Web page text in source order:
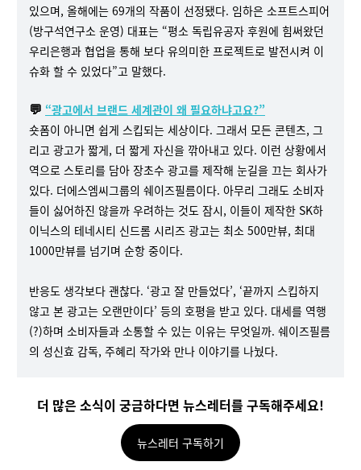
있으며, 올해에는 69개의 작품이 선정됐다. 임하은 소프트스피어
(방구석연구소 운영) 대표는 “평소 독립유공자 후원에 힘써왔던
우리은행과 협업을 통해 보다 유의미한 프로젝트로 발전시켜 이
슈화 할 수 있었다”고 말했다.
💬 “광고에서 브랜드 세계관이 왜 필요하냐고요?”
숏폼이 아니면 쉽게 스킵되는 세상이다. 그래서 모든 콘텐츠, 그
리고 광고가 짧게, 더 짧게 자신을 깎아내고 있다. 이런 상황에서
역으로 스토리를 담아 장초수 광고를 제작해 눈길을 끄는 회사가
있다. 더에스엠씨그룹의 쉐이즈필름이다. 아무리 그래도 소비자
들이 싫어하진 않을까 우려하는 것도 잠시, 이들이 제작한 SK하
이닉스의 테네시티 신드롬 시리즈 광고는 최소 500만뷰, 최대
1000만뷰를 넘기며 순항 중이다.
반응도 생각보다 괜찮다. ‘광고 잘 만들었다’, ‘끝까지 스킵하지
않고 본 광고는 오랜만이다’ 등의 호평을 받고 있다. 대세를 역행
(?)하며 소비자들과 소통할 수 있는 이유는 무엇일까. 쉐이즈필름
의 성신효 감독, 주혜리 작가와 만나 이야기를 나눴다.
더 많은 소식이 궁금하다면 뉴스레터를 구독해주세요!
뉴스레터 구독하기